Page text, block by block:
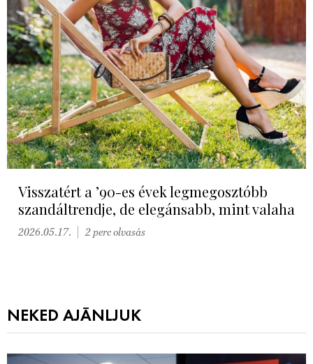
Visszatért a ’90-es évek legmegosztóbb
szandáltrendje, de elegánsabb, mint valaha
2026.05.17. 2 perc olvasás
NEKED AJÁNLJUK